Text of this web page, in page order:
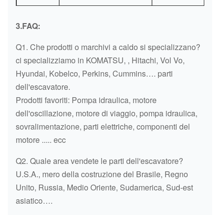
HITACHI EX210-3
HITACHI EX220-3
HITACHI
EX220-5
HITACHI
ZX330 (spruzzo
ZX330
HITACHI
ZX330 dirigono lo
spruzzo
ZX330
HITACHI
3.FAQ:
Q1. Che prodotti o marchivi a caldo si specializzano?
ci specializziamo in KOMATSU, , Hitachi, Vol Vo,
Hyundai, Kobelco, Perkins, Cummins…. parti
dell'escavatore.
Prodotti favoriti: Pompa idraulica, motore
dell'oscillazione, motore di viaggio, pompa idraulica,
sovralimentazione, parti elettriche, componenti del
motore ..... ecc
Q2. Quale area vendete le parti dell'escavatore?
U.S.A., mero della costruzione del Brasile, Regno
Unito, Russia, Medio Oriente, Sudamerica, Sud-est
asiatico….